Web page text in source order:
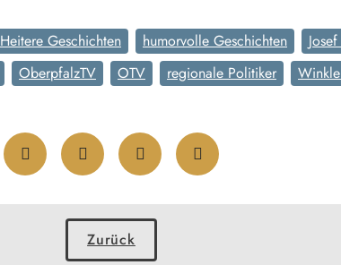
Heitere Geschichten humorvolle Geschichten
OberpfalzTV OTV regionale Politiker
Zurück